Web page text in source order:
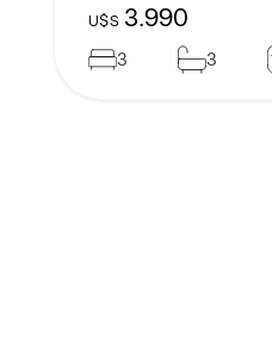
U$S3.990
3 3